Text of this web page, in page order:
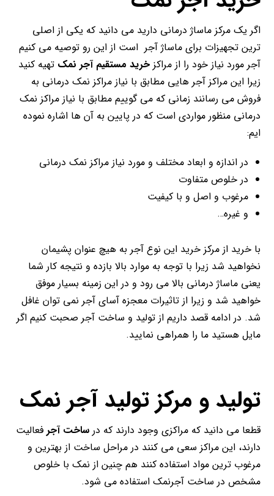
اگر یک مرکز ماساژ درمانی دارید می دانید که یکی از اصلی
ترین تجهیزات برای ماساژ آجر است از این رو توصیه می کنیم
آجر مورد نیاز خود را از مراکزخرید مستقیم آجر نمکتهیه کنید
زیرا این مراکز آجر هایی مطابق با نیاز مراکز نمک درمانی به
فروش می رسانند زمانی که می گوییم مطابق با نیاز مراکز نمک
درمانی منظور مواردی است که در پایین به آن ها اشاره نموده
ایم:
در اندازه و ابعاد مختلف و مورد نیاز مراکز نمک درمانی
در خلوص متفاوت
مرغوب و اصل و با کیفیت
و غیره…
با خرید از مرکز خرید این نوع آجر به هیچ عنوان پشیمان
نخواهید شد زیرا با توجه به موارد بالا بازده و نتیجه کار شما
یعنی ماساژ درمانی بالا می رود و در این زمینه بسیار موفق
خواهید شد و زیرا از تاثیرات معجزه آسای آجر نمی توان غافل
شد. در ادامه قصد داریم از تولید و ساخت آجر صحبت کنیم اگر
مایل هستید ما را همراهی نمایید.
تولید و مرکز تولید آجر نمک
قطعا می دانید که مراکزی وجود دارند که درساخت آجرفعالیت
دارند، این مراکز سعی می کنند در مراحل ساخت از بهترین و
مرغوب ترین مواد استفاده کنند هم چنین از نمک با خلوص
مشخص در ساخت آجرنمک استفاده می شود.